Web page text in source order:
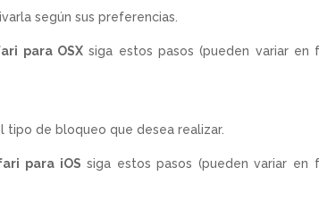
según sus preferencias.
para OSX siga estos pasos (pueden variar en
tipo de bloqueo que desea realizar.
para iOS siga estos pasos (pueden variar en